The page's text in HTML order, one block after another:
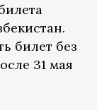
билет без
31 мая